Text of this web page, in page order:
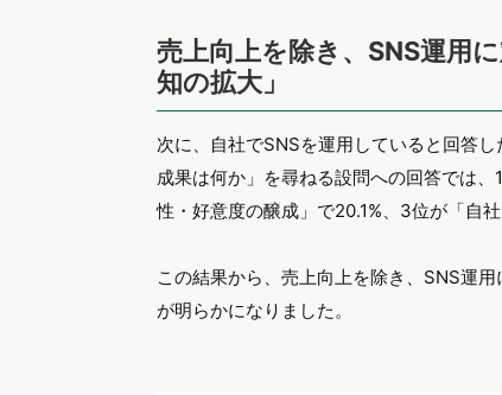
売上向上を除き、SNS運用
知の拡大」
次に、自社でSNSを運用していると回答
成果は何か」を尋ねる設問への回答では
性・好意度の醸成」で20.1%、3位が「自
この結果から、売上向上を除き、SNS運
が明らかになりました。